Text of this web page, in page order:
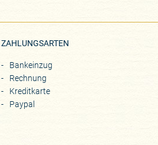
ZAHLUNGSARTEN
Bankeinzug
Rechnung
Kreditkarte
Paypal